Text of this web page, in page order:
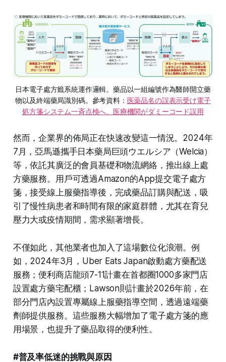
日本電子處方籤系統運作邏輯。藥品以一組編號作為醫師開立藥
物以及終端藥局識別碼。參考資料： 医薬品名の誤表示受け電子
処方箋システム一斉点検へ、医療機関がダミーコード誤用
然而，企業界的佈局正在快速改變這一情況。2024年
7月，亞馬遜攜手日本藥局巨頭ウエルシア（Welcia）
等，依託其廣泛的會員基礎和物流網絡，推出線上處
方藥服務。用戶可透過Amazon的App提交電子處方
箋，接受線上服藥指導後，完成藥品訂購與配送，吸
引了慢性病患者和時間有限的家庭群體，尤其在育兒
壓力大或疫情期間，需求顯著增長。
不僅如此，其他業者也加入了這場數位化浪潮。例
如，2024年3月，Uber Eats Japan啟動處方藥配送
服務；便利商店龍頭7-11計畫在首都圈1000多家門店
設置處方藥宅配櫃；Lawson則計畫於2026年前，在
部分門店內設置專屬線上服藥指導空間，透過遠端藥
劑師提供服務。這些服務大幅增加了電子處方箋的應
用場景，也提升了藥品取得的便利性。
#普及率低迷的挑戰與原因